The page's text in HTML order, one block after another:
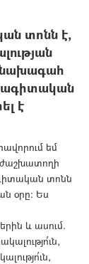
տոնն է,
նախագահ
է
եմ
տոնն
օրը։ Ես
և ասում.